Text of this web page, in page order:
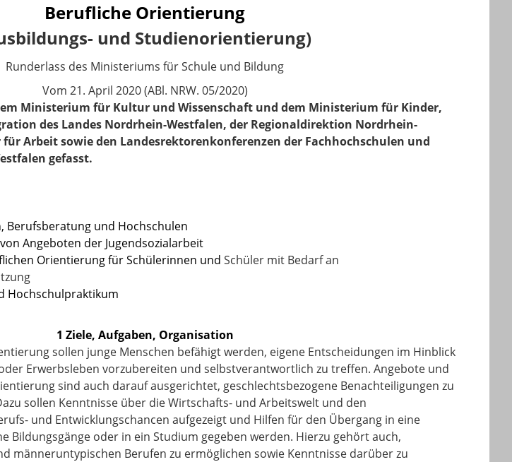
Berufliche Orientierung
und Studienorientierung)
Runderlass des Ministeriums für Schule und Bildung
Vom 21. April 2020 (ABl. NRW. 05/2020)
Ministerium für Kultur und Wissenschaft und dem Ministerium für Kinder,
des Landes Nordrhein-Westfalen, der Regionaldirektion Nordrhein-
Arbeit sowie den Landesrektorenkonferenzen der Fachhochschulen und
gefasst.
Berufsberatung und Hochschulen
Angeboten der Jugendsozialarbeit
Orientierung für Schülerinnen und Schüler mit Bedarf an
Hochschulpraktikum
1 Ziele, Aufgaben, Organisation
sollen junge Menschen befähigt werden, eigene Entscheidungen im Hinblick
Erwerbsleben vorzubereiten und selbstverantwortlich zu treffen. Angebote und
sind auch darauf ausgerichtet, geschlechtsbezogene Benachteiligungen zu
sollen Kenntnisse über die Wirtschafts- und Arbeitswelt und den
und Entwicklungschancen aufgezeigt und Hilfen für den Übergang in eine
Bildungsgänge oder in ein Studium gegeben werden. Hierzu gehört auch,
männeruntypischen Berufen zu ermöglichen sowie Kenntnisse darüber zu